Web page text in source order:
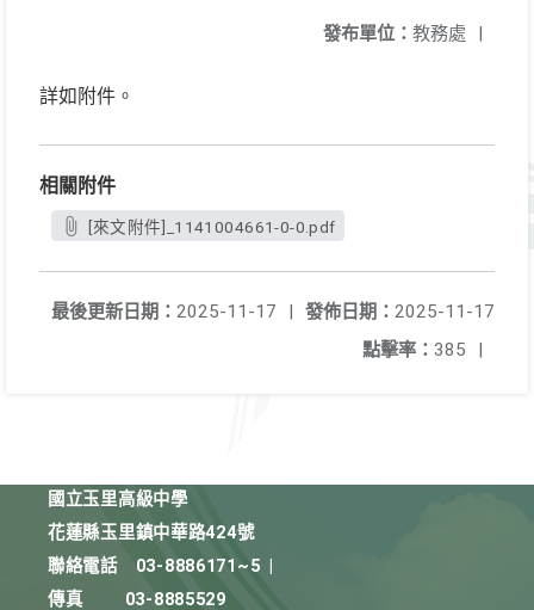
發布單位： 教務處 |
詳如附件。
相關附件
[來文附件]_1141004661-0-0.pdf
發佈日期： 2025-11-17
最後更新日期： 2025-11-17
|
點擊率： 385 |
國立玉里高級中學
花蓮縣玉里鎮中華路424號
聯絡電話
03-8886171~5
傳真
03-8885529